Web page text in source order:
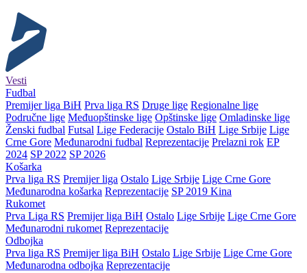
Vesti
Fudbal
Premijer liga BiH Prva liga RS Druge lige Regionalne lige
Područne lige Međuopštinske lige Opštinske lige Omladinske lige
Ženski fudbal Futsal Lige Federacije Ostalo BiH Lige Srbije Lige
Crne Gore Međunarodni fudbal Reprezentacije Prelazni rok EP
2024 SP 2022 SP 2026
Košarka
Prva liga RS Premijer liga Ostalo Lige Srbije Lige Crne Gore
Međunarodna košarka Reprezentacije SP 2019 Kina
Rukomet
Prva Liga RS Premijer liga BiH Ostalo Lige Srbije Lige Crne Gore
Međunarodni rukomet Reprezentacije
Odbojka
Prva liga RS Premijer liga BiH Ostalo Lige Srbije Lige Crne Gore
Međunarodna odbojka Reprezentacije